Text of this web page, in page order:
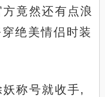
方竟然还有点浪
绝美情侣时装
妖称号就收手,